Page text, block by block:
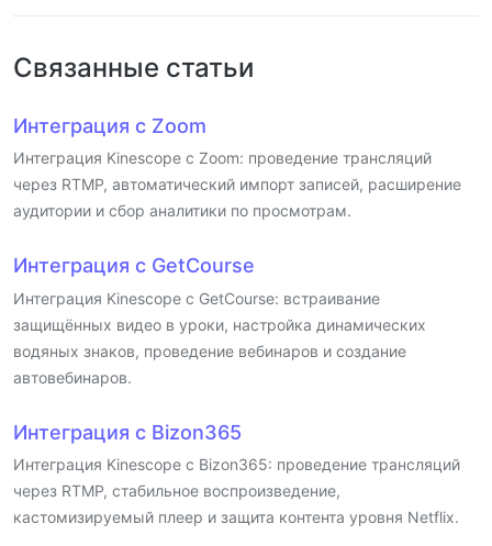
Связанные статьи
Интеграция с Zoom
Интеграция Kinescope с Zoom: проведение трансляций
через RTMP, автоматический импорт записей, расширение
аудитории и сбор аналитики по просмотрам.
Интеграция с GetCourse
Интеграция Kinescope с GetCourse: встраивание
защищённых видео в уроки, настройка динамических
водяных знаков, проведение вебинаров и создание
автовебинаров.
Интеграция с Bizon365
Интеграция Kinescope с Bizon365: проведение трансляций
через RTMP, стабильное воспроизведение,
кастомизируемый плеер и защита контента уровня Netflix.